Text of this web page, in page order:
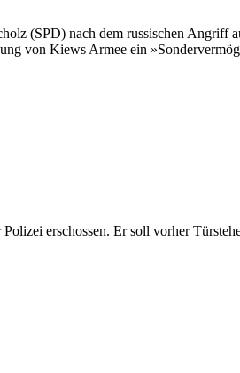
(SPD) nach dem russischen Angriff
von Kiews Armee ein
erschossen. Er soll vorher